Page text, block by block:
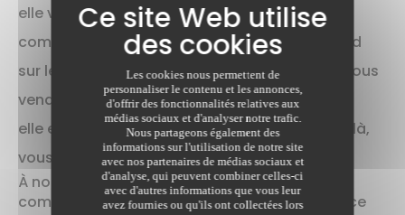
elle veut préempter au prix fixé dans le
compromis de vente, vous êtes donc d'accord
sur le prix et la transaction peut s'effectuer. Vous
vendez votre bien à la commune.
elle est intéressée mais à un prix inférieur... et là,
vous n'êtes pas du tout d'accord.
À noter qu'en l'absence de réponse de la
commune dans le délai de deux mois, le silence
Les cookies nous permettent de
personnaliser le contenu et les annonces,
d'offrir des fonctionnalités relatives aux
médias sociaux et d'analyser notre trafic.
Nous partageons également des
informations sur l'utilisation de notre site
avec nos partenaires de médias sociaux et
d'analyse, qui peuvent combiner celles-ci
avec d'autres informations que vous leur
avez fournies ou qu'ils ont collectées lors